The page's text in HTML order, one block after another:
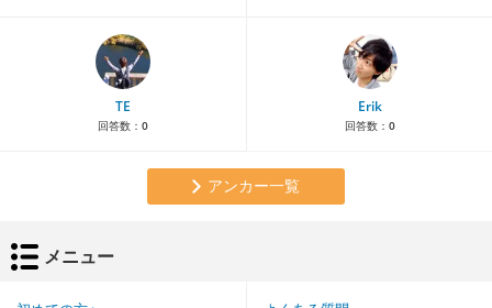
TE
回答数： 0
Erik
回答数： 0
アンカー一覧
メニュー